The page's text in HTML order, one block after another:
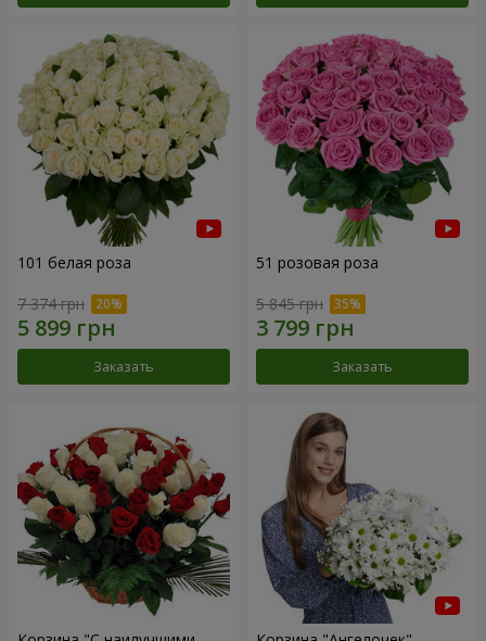
101 белая роза
7 374 грн
Заказать
51 розовая роза
5 845 грн
Заказать